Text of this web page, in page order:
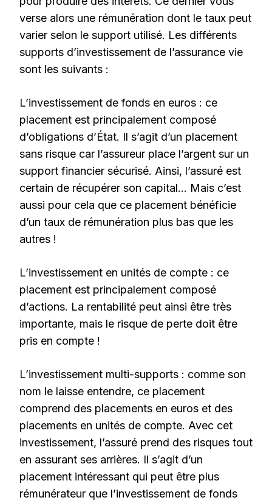
verse alors une rémunération dont le taux peut
varier selon le support utilisé. Les différents
supports d’investissement de l’assurance vie
sont les suivants :
L’investissement de fonds en euros : ce
placement est principalement composé
d’obligations d’État. Il s’agit d’un placement
sans risque car l’assureur place l’argent sur un
support financier sécurisé. Ainsi, l’assuré est
certain de récupérer son capital… Mais c’est
aussi pour cela que ce placement bénéficie
d’un taux de rémunération plus bas que les
autres !
L’investissement en unités de compte : ce
placement est principalement composé
d’actions. La rentabilité peut ainsi être très
importante, mais le risque de perte doit être
pris en compte !
L’investissement multi-supports : comme son
nom le laisse entendre, ce placement
comprend des placements en euros et des
placements en unités de compte. Avec cet
investissement, l’assuré prend des risques tout
en assurant ses arrières. Il s’agit d’un
placement intéressant qui peut être plus
rémunérateur que l’investissement de fonds